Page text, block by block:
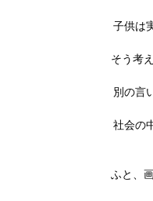
子供は
そう考
別の言
社会の
ふと、